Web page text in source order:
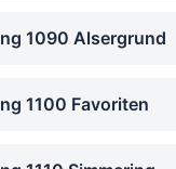
1090 Alsergrund
1100 Favoriten